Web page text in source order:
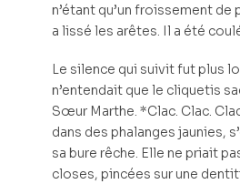
n’étant qu’un froissement de
a lissé les arêtes. Il a été
Le silence qui suivit fut plus
n’entendait que le cliquetis
Sœur Marthe. *Clac. Clac.
dans des phalanges jaunies,
sa bure rêche. Elle ne priait
closes, pincées sur une